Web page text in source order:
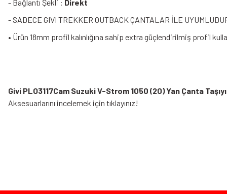
- Bağlantı Şekli : Direkt
- SADECE GIVI TREKKER OUTBACK ÇANTALAR İLE
• Ürün 18mm profil kalınlığına sahip extra güçlendirilmiş profil
Givi PLO3117Cam Suzuki V-Strom 1050 (20) Yan Çanta
Aksesuarlarını incelemek için tıklayınız!
Ürün bilgilerinde hatalar bulunuyor.